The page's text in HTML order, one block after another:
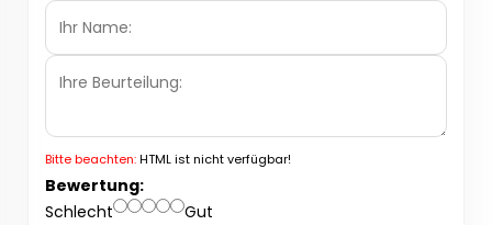
Bitte beachten:HTML ist nicht verfügbar!
Bewertung:
Schlecht
Gut